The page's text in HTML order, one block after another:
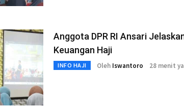
Anggota DPR RI Ansari
Keuangan Haji
INFO HAJI Oleh Iswantoro 28 menit